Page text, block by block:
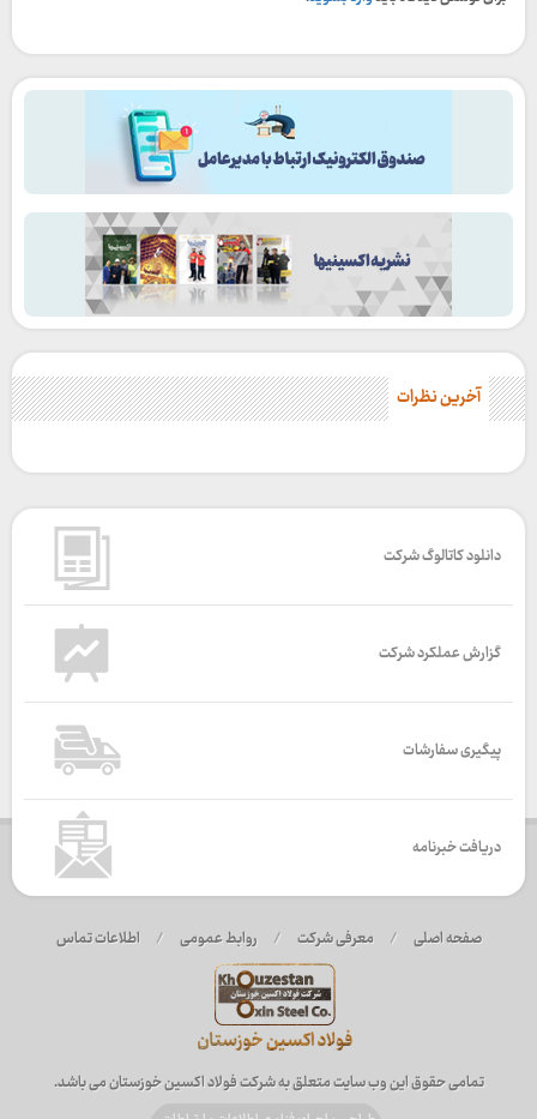
آخرین نظرات
دانلود کاتالوگ شرکت
گزارش عملکرد شرکت
پیگیری سفارشات
دریافت خبرنامه
صفحه اصلی / معرفی شرکت / روابط عمومی / اطلاعات تماس
تمامی حقوق این وب سایت متعلق به شرکت فولاد اکسین خوزستان می باشد.